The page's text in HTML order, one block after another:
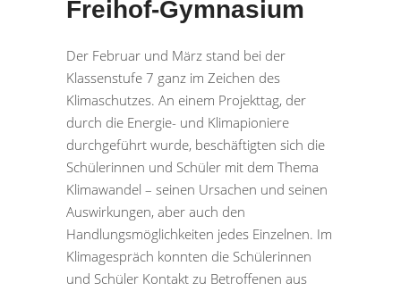
Freihof-Gymnasium
Der Februar und März stand bei der
Klassenstufe 7 ganz im Zeichen des
Klimaschutzes. An einem Projekttag, der
durch die Energie- und Klimapioniere
durchgeführt wurde, beschäftigten sich die
Schülerinnen und Schüler mit dem Thema
Klimawandel – seinen Ursachen und seinen
Auswirkungen, aber auch den
Handlungsmöglichkeiten jedes Einzelnen. Im
Klimagespräch konnten die Schülerinnen
und Schüler Kontakt zu Betroffenen aus